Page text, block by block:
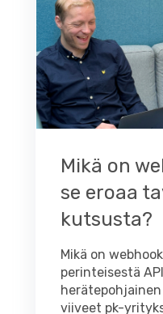
Mikä on
se eroaa
kutsusta?
Mikä on
perinteisestä
viiveet pk-